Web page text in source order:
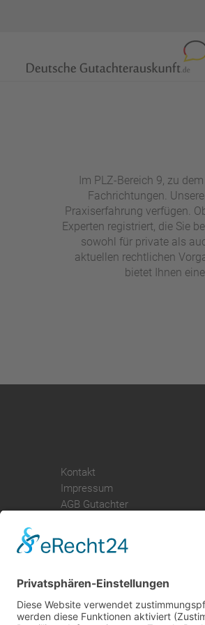
Im PLZ-Bereich 9, zu
Fachrichtungen.
Praxiserfahrung verfügen.
Experten registriert, die Sie
sowohl für private als
aktuellen rechtlichen
bietet Ihnen
Kontakt
Impressum
AGB Gutachter
Cookie-Einstellungen
Über uns